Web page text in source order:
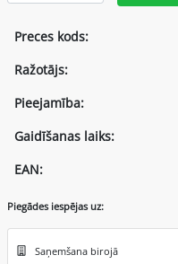
Preces kods:
Ražotājs:
Pieejamība:
Gaidīšanas laiks:
EAN:
Piegādes iespējas uz:
Saņemšana birojā